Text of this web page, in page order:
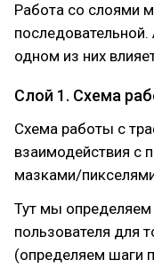
Работа со слоями
одном из них
Слой 1. Схема
Схема работы с
взаимодействия с
мазками/
Тут мы
пользователя для
(определяем шаги